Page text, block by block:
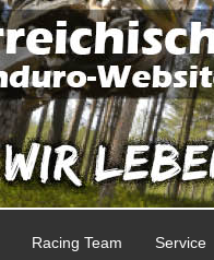
Racing Team Service